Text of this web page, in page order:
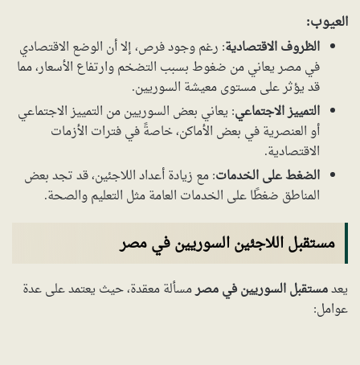
العيوب:
الظروف الاقتصادية: رغم وجود فرص، إلا أن الوضع الاقتصادي
في مصر يعاني من ضغوط بسبب التضخم وارتفاع الأسعار، مما
قد يؤثر على مستوى معيشة السوريين.
التمييز الاجتماعي: يعاني بعض السوريين من التمييز الاجتماعي
أو العنصرية في بعض الأماكن، خاصةً في فترات الأزمات
الاقتصادية.
الضغط على الخدمات: مع زيادة أعداد اللاجئين، قد تجد بعض
المناطق ضغطًا على الخدمات العامة مثل التعليم والصحة.
مستقبل اللاجئين السوريين في مصر
يعدمستقبل السوريين في مصرمسألة معقدة، حيث يعتمد على عدة
عوامل: